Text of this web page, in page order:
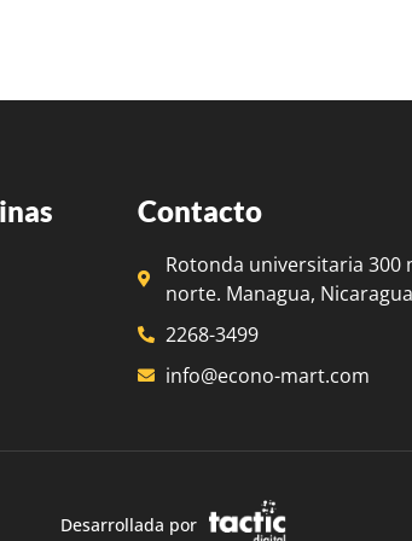
Contacto
Rotonda universitaria 300
norte. Managua,
2268-3499
info@econo-mart.com
Desarrollada por